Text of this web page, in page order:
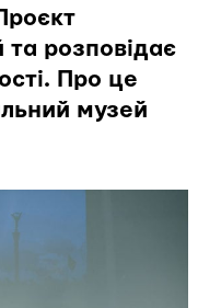
та розповідає
Про це
музей